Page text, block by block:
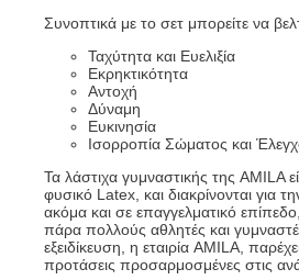
Συνοπτικά με το σετ μπορείτε να
Ταχύτητα και Ευελιξία
Εκρηκτικότητα
Αντοχή
Δύναμη
Ευκινησία
Ισορροπία Σώματος και
Τα λάστιχα γυμναστικής της AMILA
φυσικό Latex, και διακρίνονται για
ακόμα και σε επαγγελματικό
πάρα πολλούς αθλητές και
εξειδίκευση, η εταιρία AMILA,
προτάσεις προσαρμοσμένες στις